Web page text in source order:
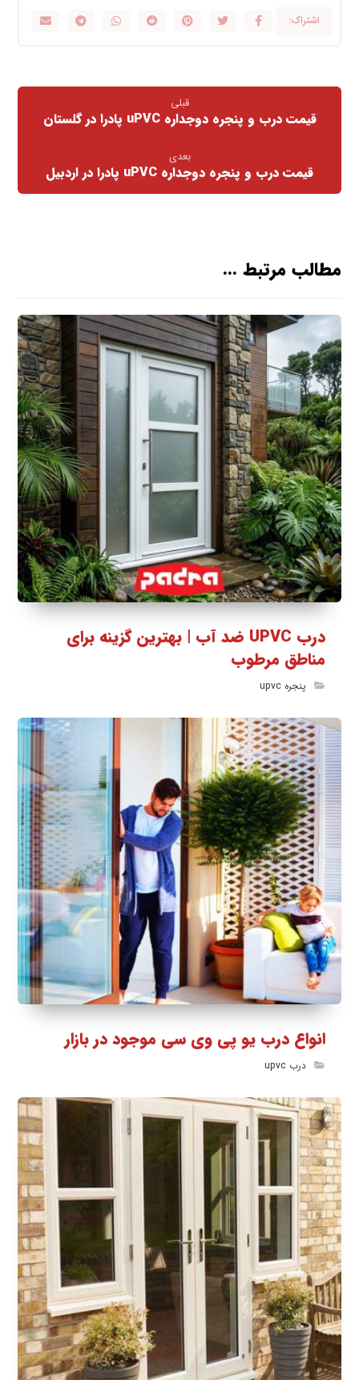
قبلی
قیمت درب و پنجره دوجداره uPVC پادرا در گلستان
بعدی
قیمت درب و پنجره دوجداره uPVC پادرا در اردبیل
مطالب مرتبط ...
درب UPVC ضد آب | بهترین گزینه برای
مناطق مرطوب
پنجره upvc
انواع درب یو پی وی سی موجود در بازار
درب upvc